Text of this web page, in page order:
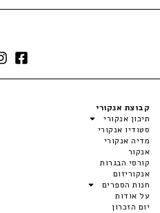
קבוצת אנקורי
תיכון אנקורי
סטודיו אנקורי
מדיה אנקורי
אנקור
קורסי הבגרות
אנקוריזום
חנות הספרים
על אודות
יום הזכרון